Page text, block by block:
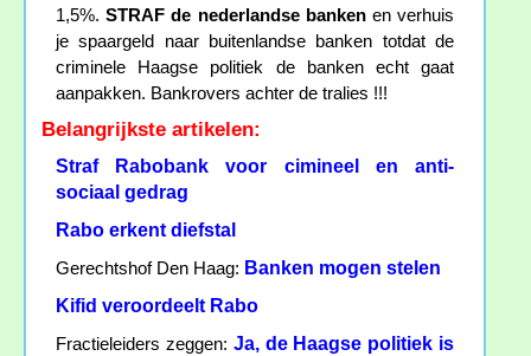
1,5%.STRAF de nederlandse bankenen verhuis
je spaargeld naar buitenlandse banken totdat de
criminele Haagse politiek de banken echt gaat
aanpakken. Bankrovers achter de tralies !!!
Belangrijkste artikelen:
Straf Rabobank voor cimineel en anti-
sociaal gedrag
Rabo erkent diefstal
Gerechtshof Den Haag: Banken mogen stelen
Kifid veroordeelt Rabo
Fractieleiders zeggen: Ja, de Haagse politiek is